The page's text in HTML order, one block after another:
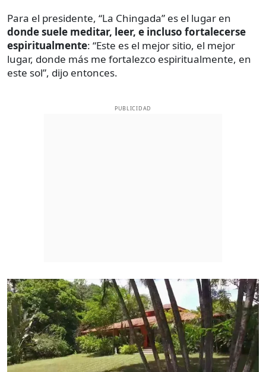
Para el presidente, “La Chingada” es el lugar en
donde suele meditar, leer, e incluso fortalecerse
espiritualmente: “Este es el mejor sitio, el mejor
lugar, donde más me fortalezco espiritualmente, en
este sol”, dijo entonces.
PUBLICIDAD